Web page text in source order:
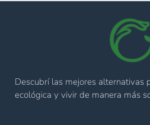
Descubrí las mejores alternativas
ecológica y vivir de manera más